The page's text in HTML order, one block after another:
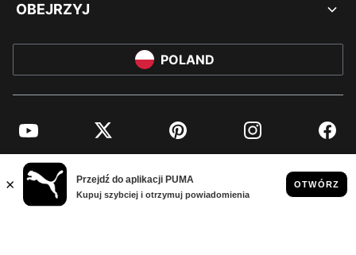
OBEJRZYJ
POLAND
YouTube Twitter Pinterest Instagram
© PUMA EUROPE GMBH, 2026. WSZYSTKIE PRAWA ZASTRZEŻONE
NADRUK FIRMOWY I DANE PRAWNE